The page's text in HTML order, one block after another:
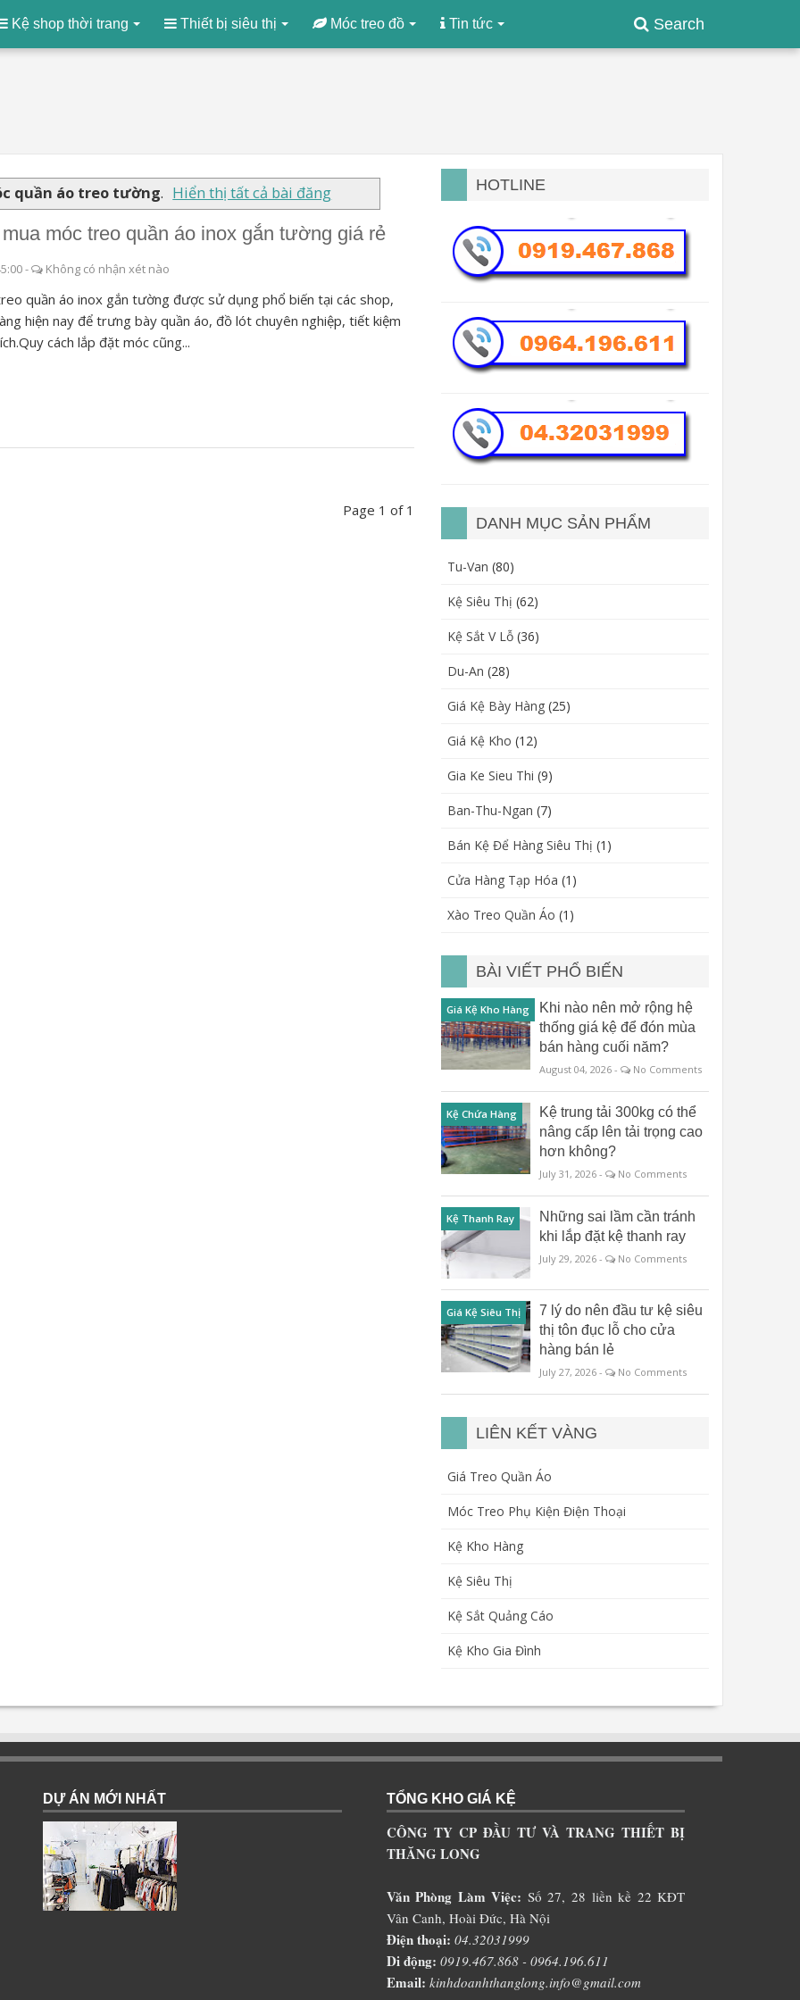
Search
Kệ shop thời trang Thiết bị siêu thị Móc treo đồ Tin tức
quần áo treo tường. Hiển thị tất cả bài đăng
móc treo quần áo inox gắn tường giá rẻ
- Không có nhận xét nào
quần áo inox gắn tường được sử dụng phổ biến tại các shop,
hiện nay để trưng bày quần áo, đồ lót chuyên nghiệp, tiết kiệm
cách lắp đặt móc cũng...
Page 1 of 1
HOTLINE
DANH MỤC SẢN PHẨM
Tu-Van (80)
Kệ Siêu Thị (62)
Kệ Sắt V Lỗ (36)
Du-An (28)
Giá Kệ Bày Hàng (25)
Giá Kệ Kho (12)
Gia Ke Sieu Thi (9)
Ban-Thu-Ngan (7)
Bán Kệ Để Hàng Siêu Thị (1)
Cửa Hàng Tạp Hóa (1)
Xào Treo Quần Áo (1)
BÀI VIẾT PHỔ BIẾN
Giá Kệ Kho Hàng
Khi nào nên mở rộng hệ
thống giá kệ để đón mùa
bán hàng cuối năm?
August 04, 2026 - No Comments
Kệ Chứa Hàng
Kệ trung tải 300kg có thể
nâng cấp lên tải trọng cao
hơn không?
July 31, 2026 - No Comments
Kệ Thanh Ray
Những sai lầm cần tránh
khi lắp đặt kệ thanh ray
July 29, 2026 - No Comments
Giá Kệ Siêu Thị
7 lý do nên đầu tư kệ siêu
thị tôn đục lỗ cho cửa
hàng bán lẻ
July 27, 2026 - No Comments
LIÊN KẾT VÀNG
Giá Treo Quần Áo
Móc Treo Phụ Kiện Điện Thoại
Kệ Kho Hàng
Kệ Siêu Thị
Kệ Sắt Quảng Cáo
Kệ Kho Gia Đình
DỰ ÁN MỚI NHẤT TỔNG KHO GIÁ KỆ
CÔNG TY CP ĐẦU TƯ VÀ TRANG THIẾT BỊ
THĂNG LONG
Văn Phòng Làm Việc: Số 27, 28 liền kề 22 KĐT
Vân Canh, Hoài Đức, Hà Nội
Điện thoại: 04.32031999
Di động: 0919.467.868 - 0964.196.611
Email: kinhdoanhthanglong.info@gmail.com